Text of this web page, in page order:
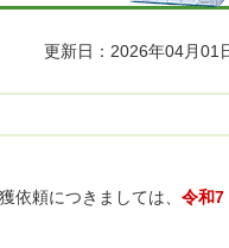
更新日：2026年04月01
依頼につきましては、 令和7